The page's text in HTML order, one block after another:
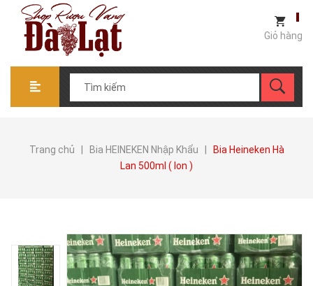
Giỏ hàng
Trang chủ Bia HEINEKEN Nhập Khẩu
Bia Heineken Hà
Lan 500ml ( lon )